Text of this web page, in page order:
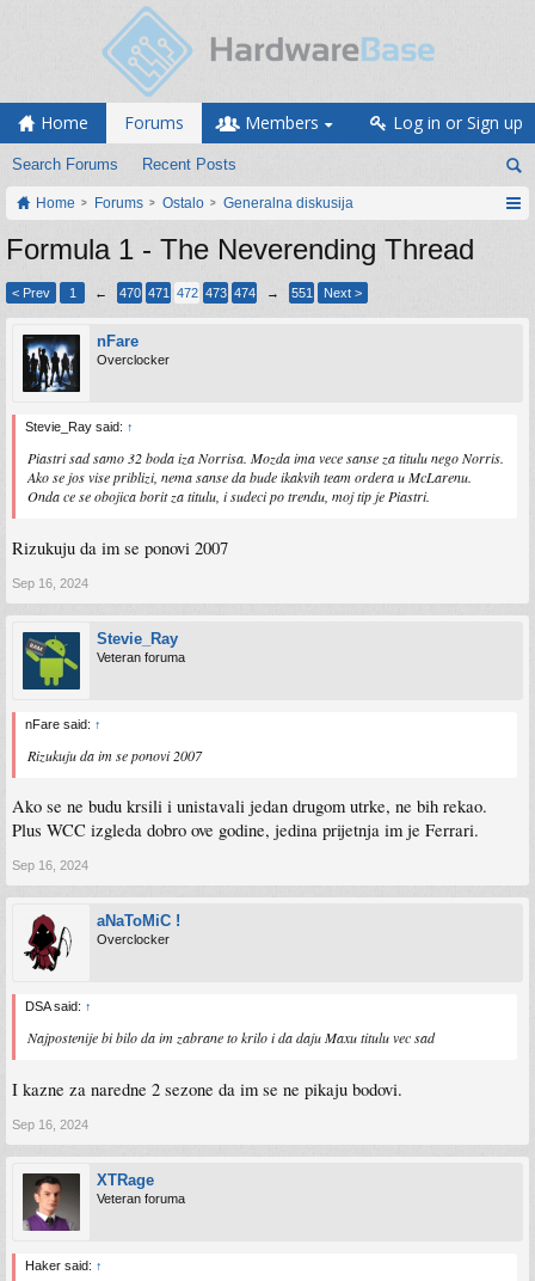
Home Forums
Search Forums Recent Posts
Members Log in or Sign up
Home Forums Ostalo Generalna diskusija
Formula 1 - The Neverending Thread
< Prev 1 ← 470 471 472 473 474 → 551 Next >
nFare
Overclocker
Stevie_Ray said: ↑
Piastri sad samo 32 boda iza Norrisa. Mozda ima vece sanse za titulu nego Norris.
Ako se jos vise priblizi, nema sanse da bude ikakvih team ordera u McLarenu.
Onda ce se obojica borit za titulu, i sudeci po trendu, moj tip je Piastri.
Rizukuju da im se ponovi 2007
Sep 16, 2024
Stevie_Ray
Veteran foruma
nFare said: ↑
Rizukuju da im se ponovi 2007
Ako se ne budu krsili i unistavali jedan drugom utrke, ne bih rekao.
Plus WCC izgleda dobro ove godine, jedina prijetnja im je Ferrari.
Sep 16, 2024
aNaToMiC !
Overclocker
DSA said: ↑
Najpostenije bi bilo da im zabrane to krilo i da daju Maxu titulu vec sad
I kazne za naredne 2 sezone da im se ne pikaju bodovi.
Sep 16, 2024
XTRage
Veteran foruma
Haker said: ↑